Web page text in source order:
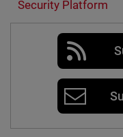
Security Platform